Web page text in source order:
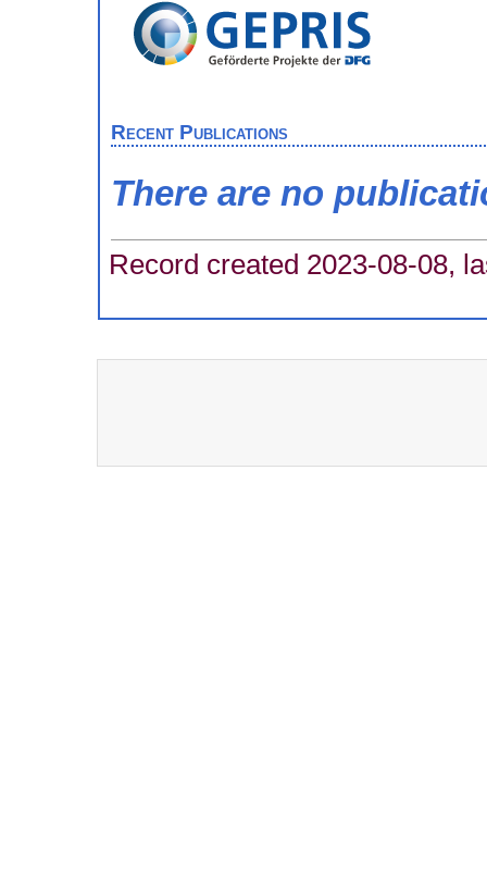
Recent Publications
There are no
Record created 2023-08-08,